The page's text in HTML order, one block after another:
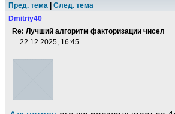
Пред. тема
След. тема
Dmitriy40
Re: Лучший алгоритм факторизации чисел
22.12.2025, 16:45